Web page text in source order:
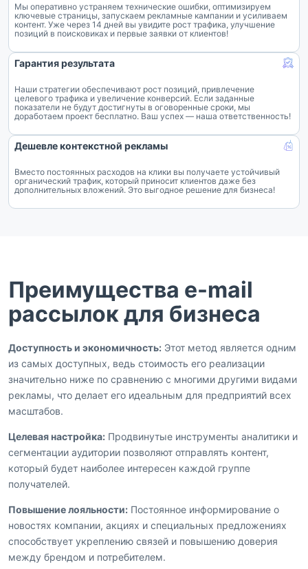
Мы оперативно устраняем технические ошибки, оптимизируем
ключевые страницы, запускаем рекламные кампании и усиливаем
контент. Уже через 14 дней вы увидите рост трафика, улучшение
позиций в поисковиках и первые заявки от клиентов!
Гарантия результата
Наши стратегии обеспечивают рост позиций, привлечение
целевого трафика и увеличение конверсий. Если заданные
показатели не будут достигнуты в оговоренные сроки, мы
доработаем проект бесплатно. Ваш успех — наша ответственность!
Дешевле контекстной рекламы
Вместо постоянных расходов на клики вы получаете устойчивый
органический трафик, который приносит клиентов даже без
дополнительных вложений. Это выгодное решение для бизнеса!
Преимущества e-mail
рассылок для бизнеса
Доступность и экономичность: Этот метод является одним
из самых доступных, ведь стоимость его реализации
значительно ниже по сравнению с многими другими видами
рекламы, что делает его идеальным для предприятий всех
масштабов.
Целевая настройка: Продвинутые инструменты аналитики и
сегментации аудитории позволяют отправлять контент,
который будет наиболее интересен каждой группе
получателей.
Повышение лояльности: Постоянное информирование о
новостях компании, акциях и специальных предложениях
способствует укреплению связей и повышению доверия
между брендом и потребителем.